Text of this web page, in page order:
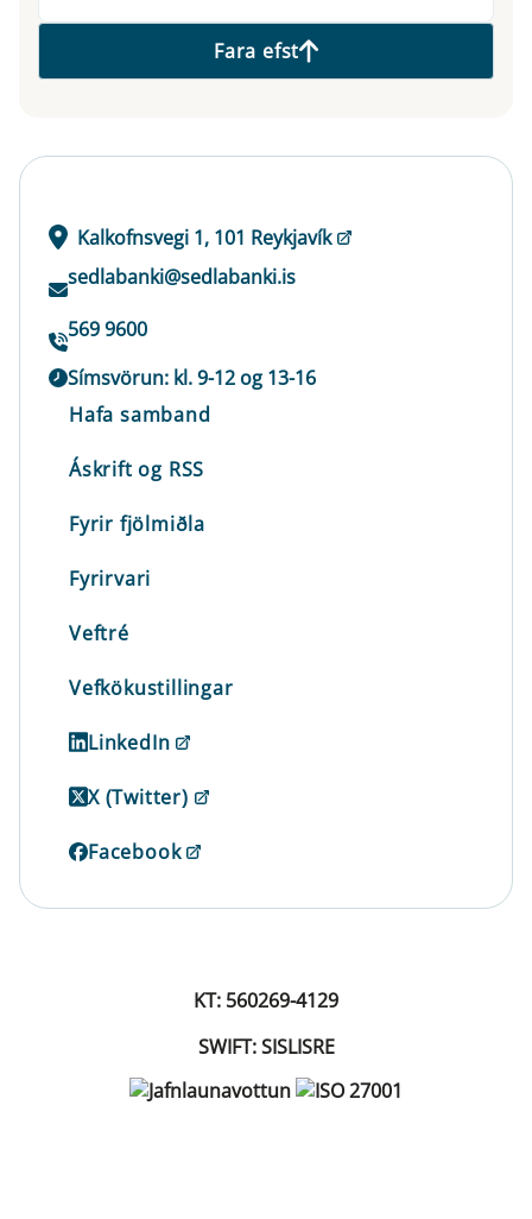
Fara efst
Kalkofnsvegi 1, 101 Reykjavík
sedlabanki@sedlabanki.is
569 9600
Símsvörun: kl. 9-12 og 13-16
Hafa samband
Áskrift og RSS
Fyrir fjölmiðla
Fyrirvari
Veftré
Vefkökustillingar
LinkedIn
X (Twitter)
Facebook
KT: 560269-4129
SWIFT: SISLISRE